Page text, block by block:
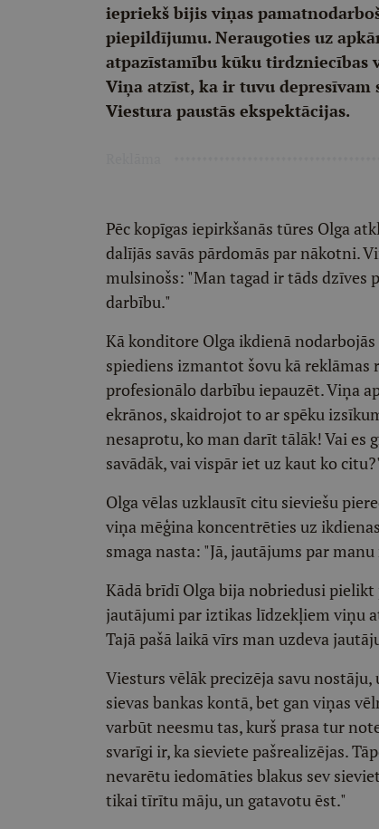
iepriekš bijis viņas
piepildījumu. Neraugoties uz
atpazīstamību kūku tirdzniecības
Viņa atzīst, ka ir tuvu
Viestura paustās ekspektācijas.
Pēc kopīgas iepirkšanās tūres Olga
dalījās savās pārdomās par nākotni.
mulsinošs: "Man tagad ir tāds dzīves
darbību."
Kā konditore Olga ikdienā
spiediens izmantot šovu kā
profesionālo darbību iepauzēt. Viņa
ekrānos, skaidrojot to ar spēku
nesaprotu, ko man darīt tālāk! Vai
savādāk, vai vispār iet uz kaut ko
Olga vēlas uzklausīt citu sieviešu
viņa mēģina koncentrēties uz
smaga nasta: "Jā, jautājums par
Kādā brīdī Olga bija nobriedusi
jautājumi par iztikas līdzekļiem viņu
Tajā pašā laikā vīrs man uzdeva
Viesturs vēlāk precizēja savu
sievas bankas kontā, bet gan viņas
varbūt neesmu tas, kurš prasa tur
svarīgi ir, ka sieviete pašrealizējas.
nevarētu iedomāties blakus sev
tikai tīrītu māju, un gatavotu ēst."